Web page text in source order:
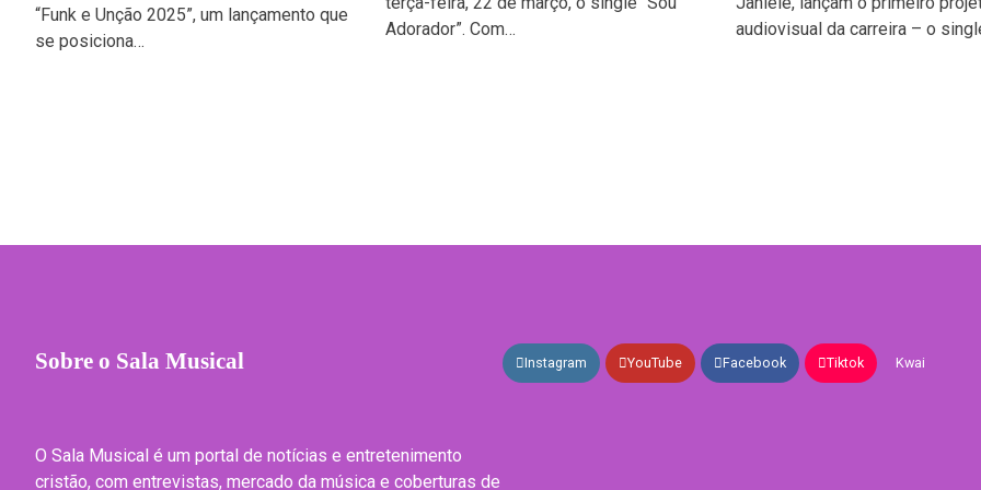
“Funk e Unção 2025”, um lançamento que
se posiciona…
Adorador”. Com…
audiovisual da carreira – o
Sobre o Sala Musical
O Sala Musical é um portal de notícias e entretenimento
cristão, com entrevistas, mercado da música e coberturas de
Instagram YouTube Facebook Tiktok Kwai